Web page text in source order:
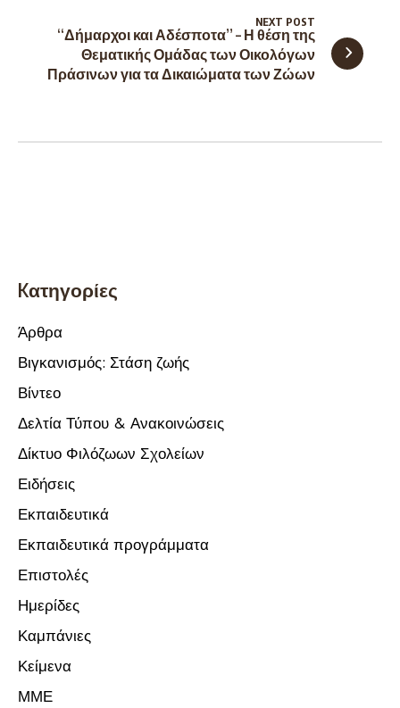
“Δήμαρχοι και Αδέσποτα” – Η θέση της
Θεματικής Ομάδας των Οικολόγων
Πράσινων για τα Δικαιώματα των Ζώων
NEXT POST
Kατηγορίες
Άρθρα
Βιγκανισμός: Στάση ζωής
Βίντεο
Δελτία Τύπου & Ανακοινώσεις
Δίκτυο Φιλόζωων Σχολείων
Ειδήσεις
Εκπαιδευτικά
Εκπαιδευτικά προγράμματα
Επιστολές
Ημερίδες
Καμπάνιες
Κείμενα
ΜΜΕ